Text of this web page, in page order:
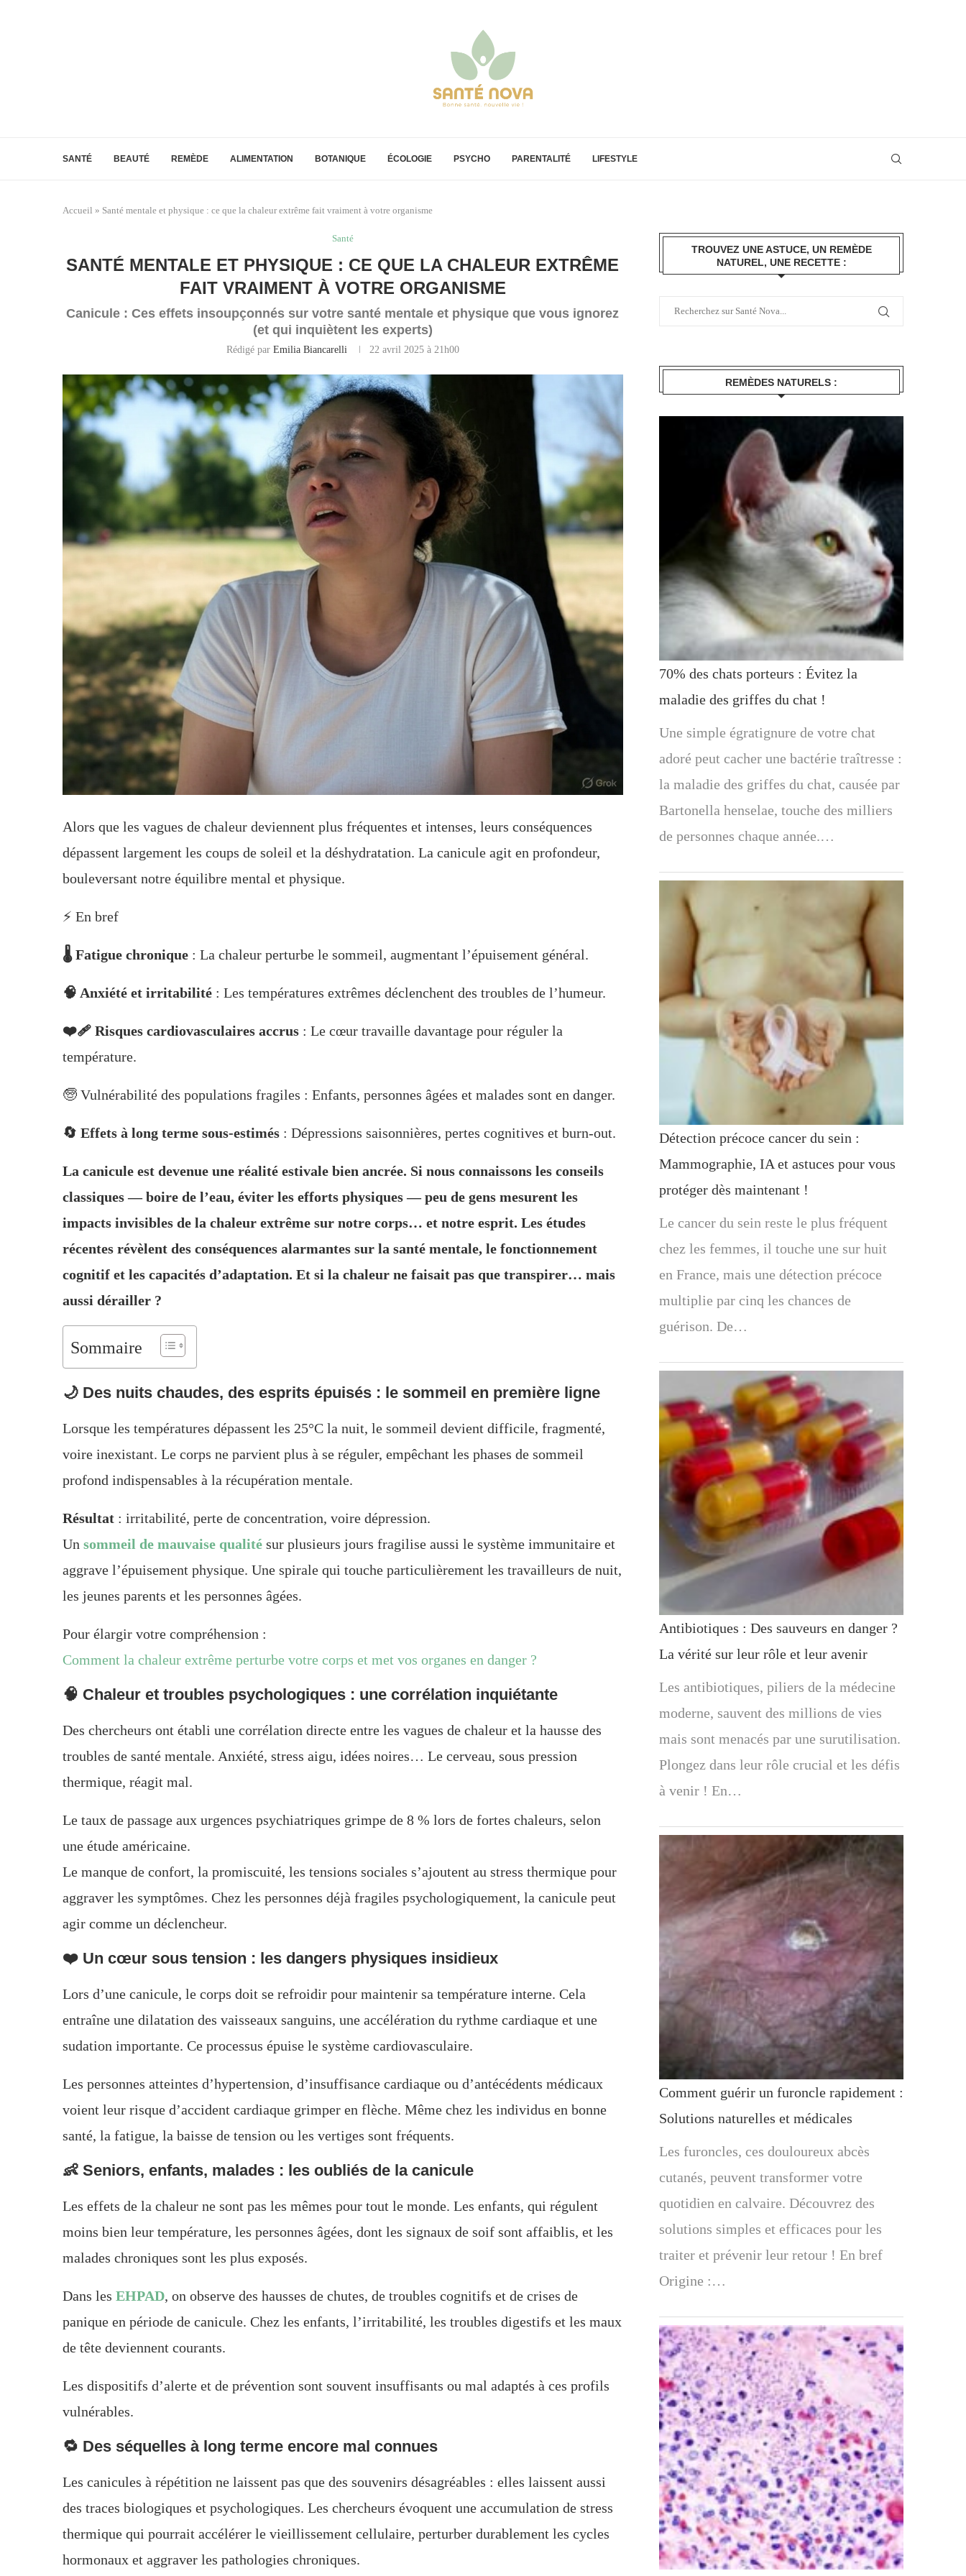
SANTÉ BEAUTÉ REMÈDE ALIMENTATION BOTANIQUE ÉCOLOGIE PSYCHO PARENTALITÉ LIFESTYLE
Accueil » Santé mentale et physique : ce que la chaleur extrême fait vraiment à votre organisme
Santé
SANTÉ MENTALE ET PHYSIQUE : CE QUE LA CHALEUR EXTRÊME
FAIT VRAIMENT À VOTRE ORGANISME
Canicule : Ces effets insoupçonnés sur votre santé mentale et physique que vous ignorez
(et qui inquiètent les experts)
Rédigé par Emilia Biancarelli 22 avril 2025 à 21h00
Alors que les vagues de chaleur deviennent plus fréquentes et intenses, leurs conséquences
dépassent largement les coups de soleil et la déshydratation. La canicule agit en profondeur,
bouleversant notre équilibre mental et physique.
⚡ En bref
🌡️ Fatigue chronique : La chaleur perturbe le sommeil, augmentant l’épuisement général.
🧠 Anxiété et irritabilité : Les températures extrêmes déclenchent des troubles de l’humeur.
❤️‍🩹 Risques cardiovasculaires accrus : Le cœur travaille davantage pour réguler la
température.
🧓 Vulnérabilité des populations fragiles : Enfants, personnes âgées et malades sont en danger.
🔄 Effets à long terme sous-estimés : Dépressions saisonnières, pertes cognitives et burn-out.
La canicule est devenue une réalité estivale bien ancrée. Si nous connaissons les conseils
classiques — boire de l’eau, éviter les efforts physiques — peu de gens mesurent les
impacts invisibles de la chaleur extrême sur notre corps… et notre esprit. Les études
récentes révèlent des conséquences alarmantes sur la santé mentale, le fonctionnement
cognitif et les capacités d’adaptation. Et si la chaleur ne faisait pas que transpirer… mais
aussi dérailler ?
Sommaire
🌙 Des nuits chaudes, des esprits épuisés : le sommeil en première ligne
Lorsque les températures dépassent les 25°C la nuit, le sommeil devient difficile, fragmenté,
voire inexistant. Le corps ne parvient plus à se réguler, empêchant les phases de sommeil
profond indispensables à la récupération mentale.
Résultat : irritabilité, perte de concentration, voire dépression.
Un sommeil de mauvaise qualité sur plusieurs jours fragilise aussi le système immunitaire et
aggrave l’épuisement physique. Une spirale qui touche particulièrement les travailleurs de nuit,
les jeunes parents et les personnes âgées.
Pour élargir votre compréhension :
Comment la chaleur extrême perturbe votre corps et met vos organes en danger ?
🧠 Chaleur et troubles psychologiques : une corrélation inquiétante
Des chercheurs ont établi une corrélation directe entre les vagues de chaleur et la hausse des
troubles de santé mentale. Anxiété, stress aigu, idées noires… Le cerveau, sous pression
thermique, réagit mal.
Le taux de passage aux urgences psychiatriques grimpe de 8 % lors de fortes chaleurs, selon
une étude américaine.
Le manque de confort, la promiscuité, les tensions sociales s’ajoutent au stress thermique pour
aggraver les symptômes. Chez les personnes déjà fragiles psychologiquement, la canicule peut
agir comme un déclencheur.
❤️ Un cœur sous tension : les dangers physiques insidieux
Lors d’une canicule, le corps doit se refroidir pour maintenir sa température interne. Cela
entraîne une dilatation des vaisseaux sanguins, une accélération du rythme cardiaque et une
sudation importante. Ce processus épuise le système cardiovasculaire.
Les personnes atteintes d’hypertension, d’insuffisance cardiaque ou d’antécédents médicaux
voient leur risque d’accident cardiaque grimper en flèche. Même chez les individus en bonne
santé, la fatigue, la baisse de tension ou les vertiges sont fréquents.
👶 Seniors, enfants, malades : les oubliés de la canicule
Les effets de la chaleur ne sont pas les mêmes pour tout le monde. Les enfants, qui régulent
moins bien leur température, les personnes âgées, dont les signaux de soif sont affaiblis, et les
malades chroniques sont les plus exposés.
Dans les EHPAD, on observe des hausses de chutes, de troubles cognitifs et de crises de
panique en période de canicule. Chez les enfants, l’irritabilité, les troubles digestifs et les maux
de tête deviennent courants.
Les dispositifs d’alerte et de prévention sont souvent insuffisants ou mal adaptés à ces profils
vulnérables.
🔁 Des séquelles à long terme encore mal connues
Les canicules à répétition ne laissent pas que des souvenirs désagréables : elles laissent aussi
des traces biologiques et psychologiques. Les chercheurs évoquent une accumulation de stress
thermique qui pourrait accélérer le vieillissement cellulaire, perturber durablement les cycles
hormonaux et aggraver les pathologies chroniques.
TROUVEZ UNE ASTUCE, UN REMÈDE
NATUREL, UNE RECETTE :
REMÈDES NATURELS :
70% des chats porteurs : Évitez la
maladie des griffes du chat !
Une simple égratignure de votre chat
adoré peut cacher une bactérie traîtresse :
la maladie des griffes du chat, causée par
Bartonella henselae, touche des milliers
de personnes chaque année.…
Détection précoce cancer du sein :
Mammographie, IA et astuces pour vous
protéger dès maintenant !
Le cancer du sein reste le plus fréquent
chez les femmes, il touche une sur huit
en France, mais une détection précoce
multiplie par cinq les chances de
guérison. De…
Antibiotiques : Des sauveurs en danger ?
La vérité sur leur rôle et leur avenir
Les antibiotiques, piliers de la médecine
moderne, sauvent des millions de vies
mais sont menacés par une surutilisation.
Plongez dans leur rôle crucial et les défis
à venir ! En…
Comment guérir un furoncle rapidement :
Solutions naturelles et médicales
Les furoncles, ces douloureux abcès
cutanés, peuvent transformer votre
quotidien en calvaire. Découvrez des
solutions simples et efficaces pour les
traiter et prévenir leur retour ! En bref
Origine :…